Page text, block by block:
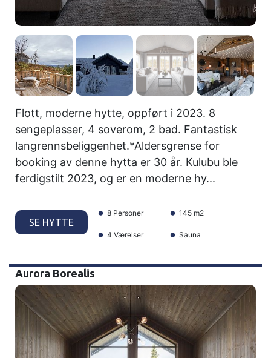
Flott, moderne hytte, oppført i 2023. 8
sengeplasser, 4 soverom, 2 bad. Fantastisk
langrennsbeliggenhet.*Aldersgrense for
booking av denne hytta er 30 år. Kulubu ble
ferdigstilt 2023, og er en moderne hy...
SE HYTTE
8 Personer 145 m2
4 Værelser Sauna
Aurora Borealis